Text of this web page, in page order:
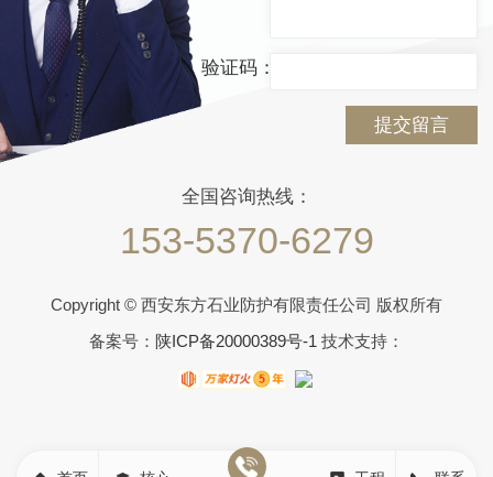
验证码：
提交留言
全国咨询热线：
153-5370-6279
Copyright © 西安东方石业防护有限责任公司 版权所有
备案号： 陕ICP备20000389号-1 技术支持：